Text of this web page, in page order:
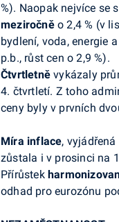
%). Naopak nejvíce se
meziročně o 2,4 % (v
bydlení, voda, energie
p.b., růst cen o 2,9 %).
Čtvrtletně vykázaly
4. čtvrtletí. Z toho
ceny byly v prvních
Míra inflace,
zůstala i v prosinci na
Přírůstek
odhad pro eurozónu